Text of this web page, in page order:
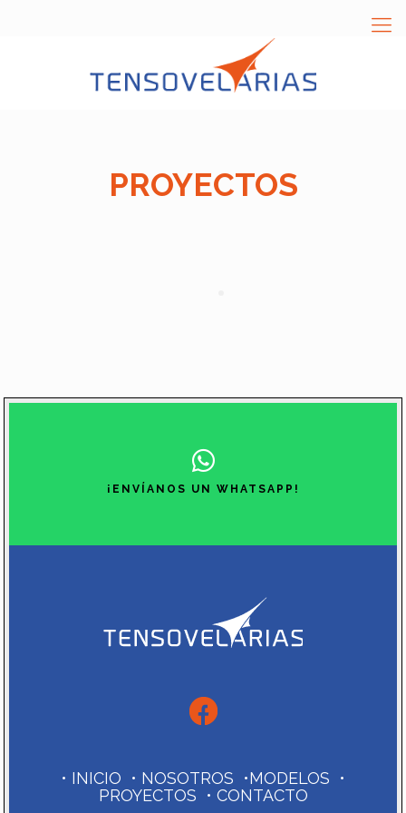
PROYECTOS
¡ENVÍANOS UN WHATSAPP!
• INICIO • NOSOTROS •MODELOS
•
PROYECTOS
• CONTACTO